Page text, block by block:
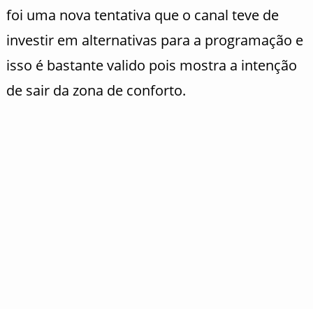
foi uma nova tentativa que o canal teve de
investir em alternativas para a programação e
isso é bastante valido pois mostra a intenção
de sair da zona de conforto.